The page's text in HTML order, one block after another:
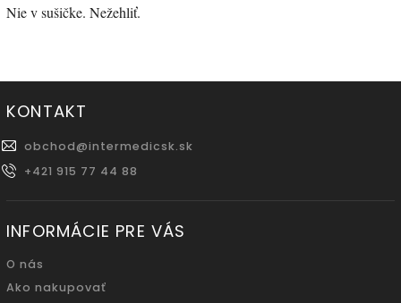
Nie v sušičke. Nežehliť.
KONTAKT
obchod@intermedicsk.sk
+421 915 77 44 88
INFORMÁCIE PRE VÁS
O nás
Ako nakupovať